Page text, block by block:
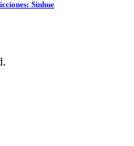
Sinhue